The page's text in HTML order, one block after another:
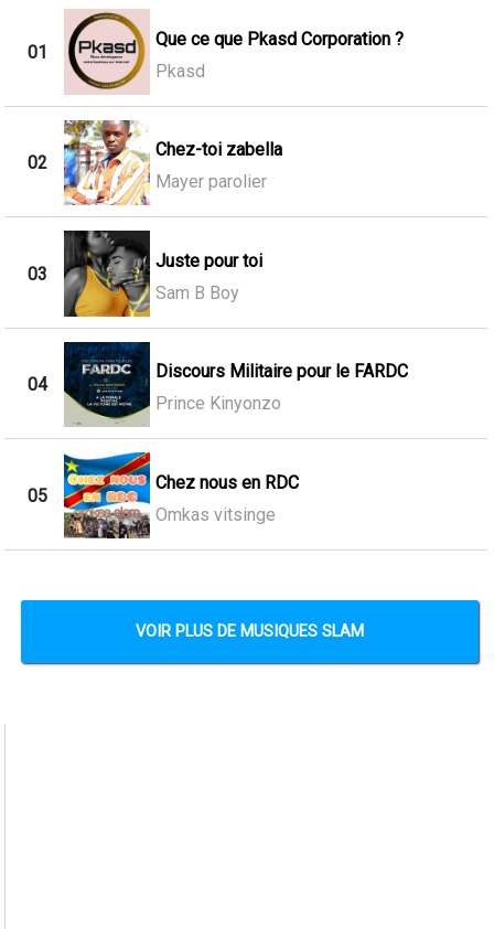
01
Que ce que Pkasd Corporation ?
Pkasd
02
Chez-toi zabella
Mayer parolier
03
Juste pour toi
Sam B Boy
04
Discours Militaire pour le FARDC
Prince Kinyonzo
05
Chez nous en RDC
Omkas vitsinge
VOIR PLUS DE MUSIQUES SLAM